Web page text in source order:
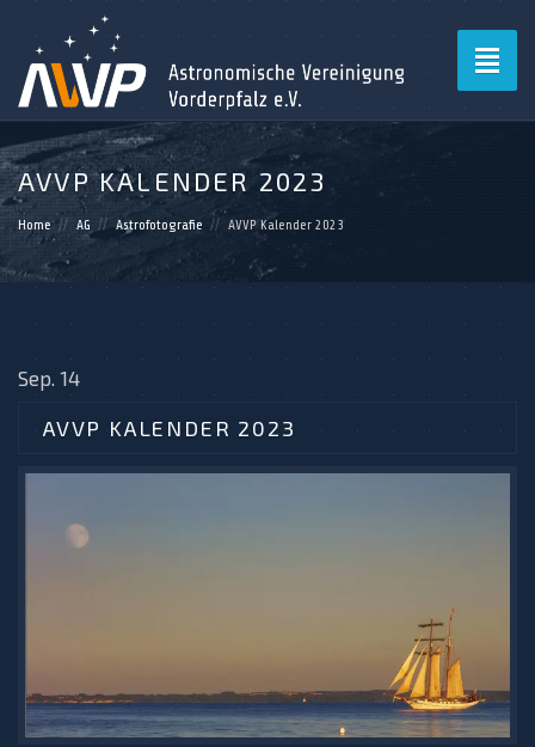
AVVP KALENDER 2023
Home AG Astrofotografie AVVP Kalender 2023
Sep. 14
AVVP KALENDER 2023